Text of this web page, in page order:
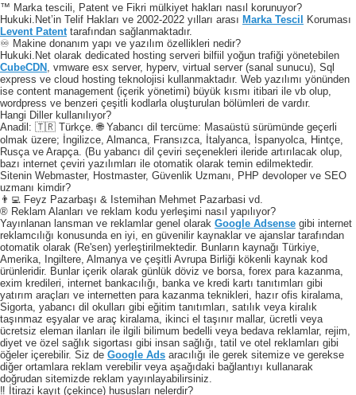
™ Marka tescili, Patent ve Fikri mülkiyet hakları nasıl korunuyor?
Hukuki.Net’in Telif Hakları ve 2002-2022 yılları arası Marka Tescil
Koruması
Levent Patent tarafından sağlanmaktadır.
♾️ Makine donanım yapı ve yazılım özellikleri nedir?
Hukuki.Net olarak dedicated hosting serveri bilfiil yoğun trafiği yönetebilen
CubeCDN
, vmware esx server, hyperv, virtual server (sanal sunucu), Sql
express ve cloud hosting teknolojisi kullanmaktadır. Web yazılımı yönünden
ise content management (içerik yönetimi) büyük kısmı itibari ile vb olup,
wordpress ve benzeri çeşitli kodlarla oluşturulan bölümleri de vardır.
Hangi Diller kullanılıyor?
Anadil: 🇹🇷 Türkçe. 🌐 Yabancı dil tercüme: Masaüstü sürümünde geçerli
olmak üzere; İngilizce, Almanca, Fransızca, İtalyanca, İspanyolca, Hintçe,
Rusça ve Arapça. (Bu yabancı dil çeviri seçenekleri ileride artırılacak olup,
bazı internet çeviri yazılımları ile otomatik olarak temin edilmektedir.
Sitenin Webmaster, Hostmaster, Güvenlik Uzmanı, PHP devoloper ve SEO
uzmanı kimdir?
👨‍💻 Feyz Pazarbaşı & Istemihan Mehmet Pazarbasi vd.
® Reklam Alanları ve reklam kodu yerleşimi nasıl yapılıyor?
Yayınlanan lansman ve reklamlar genel olarak Google Adsense gibi internet
reklamcılığı konusunda en iyi, en güvenilir kaynaklar ve ajanslar tarafından
otomatik olarak (Re'sen) yerleştirilmektedir. Bunların kaynağı Türkiye,
Amerika, Ingiltere, Almanya ve çeşitli Avrupa Birliği kökenli kaynak kod
ürünleridir. Bunlar içerik olarak günlük döviz ve borsa, forex para kazanma,
exim kredileri, internet bankacılığı, banka ve kredi kartı tanıtımları gibi
yatırım araçları ve internetten para kazanma teknikleri, hazır ofis kiralama,
Sigorta, yabancı dil okulları gibi eğitim tanıtımları, satılık veya kiralık
taşınmaz eşyalar ve araç kiralama, ikinci el taşınır mallar, ücretli veya
ücretsiz eleman ilanları ile ilgili bilimum bedelli veya bedava reklamlar, rejim,
diyet ve özel sağlık sigortası gibi insan sağlığı, tatil ve otel reklamları gibi
öğeler içerebilir. Siz de Google Ads aracılığı ile gerek sitemize ve gerekse
diğer ortamlara reklam verebilir veya aşağıdaki bağlantıyı kullanarak
doğrudan sitemizde reklam yayınlayabilirsiniz.
‼️ İtirazi kayıt (çekince) hususları nelerdir?